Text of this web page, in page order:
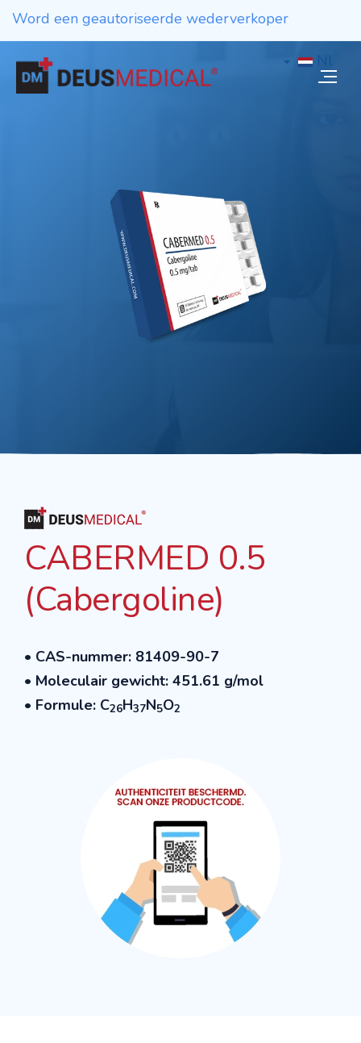
Word een geautoriseerde wederverkoper
Nl
CABERMED 0.5
(Cabergoline)
• CAS-nummer: 81409-90-7
• Moleculair gewicht: 451.61 g/mol
• Formule: C26H37N5O2